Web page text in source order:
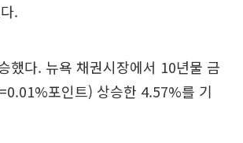
.
했다. 뉴욕 채권시장에서 10년물 금
포인트) 상승한 4.57%를 기